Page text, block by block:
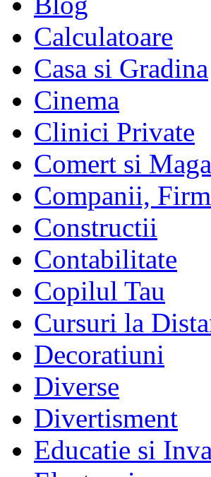
Calculatoare
Casa si Gradina
Cinema
Clinici Private
Comert si
Companii,
Constructii
Contabilitate
Copilul Tau
Cursuri la
Decoratiuni
Diverse
Divertisment
Educatie si